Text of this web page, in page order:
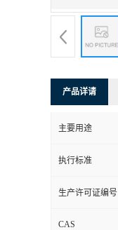
产品详请
主要用途
执行标准
生产许可证编号
CAS